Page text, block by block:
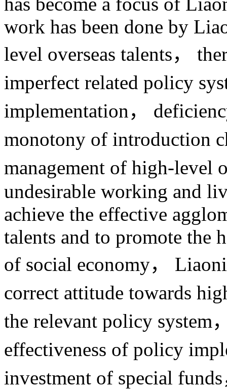
work has been done by
level overseas talents，
imperfect related policy
implementation，
monotony of introduction
management of high-level
undesirable working and
achieve the effective
talents and to promote the
of social economy，
correct attitude towards
the relevant policy system
effectiveness of policy
investment of special